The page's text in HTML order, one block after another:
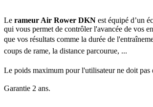
Le rameur Air Rower DKN est équipé d’un
qui vous permet de contrôler l'avancée de vos
que vos résultats comme la durée de
coups de rame, la distance parcourue, ...
Le poids maximum pour l'utilisateur ne doit pas
Garantie 2 ans.